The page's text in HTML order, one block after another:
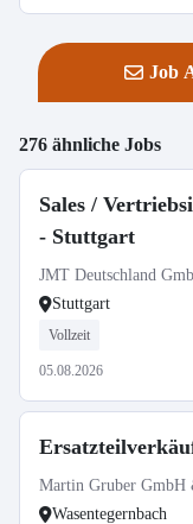
Job
276 ähnliche Jobs
Sales /
- Stuttgart
JMT Deutschland
Stuttgart
Vollzeit
05.08.2026
Martin Gruber GmbH
Wasentegernbach